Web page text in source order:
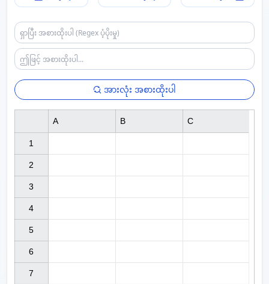
အားလုံး အစားထိုးပါ
1
2
3
4
5
6
7
A B C